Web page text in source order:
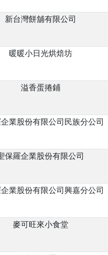
新台灣餅舖有限公司
暖暖小日光烘焙坊
溢香蛋捲鋪
業股份有限公司民族分公司
保羅企業股份有限公司
業股份有限公司興嘉分公司
麥可旺來小食堂